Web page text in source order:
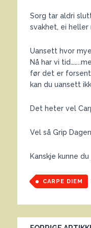
Sorg tar aldri
svakhet, ei
Uansett hvor
Nå har vi
før det er
kan du uansett
Det heter vel
Vel så Grip
Kanskje kunne
CARPE DIEM